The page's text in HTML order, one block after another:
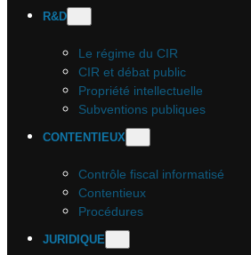
R&D
Le régime du CIR
CIR et débat public
Propriété intellectuelle
Subventions publiques
CONTENTIEUX
Contrôle fiscal informatisé
Contentieux
Procédures
JURIDIQUE